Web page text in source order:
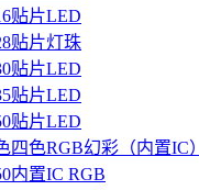
贴片LED
贴片灯珠
贴片LED
贴片LED
贴片LED
四色RGB幻彩（内置IC）
内置IC RGB